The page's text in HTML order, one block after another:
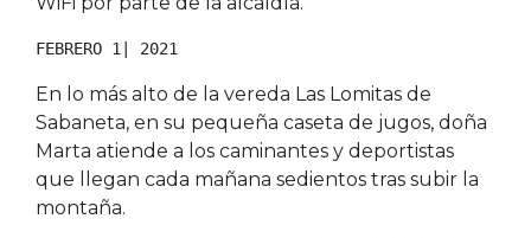
FEBRERO 1| 2021
En lo más alto de la vereda Las Lomitas de
Sabaneta, en su pequeña caseta de jugos, doña
Marta atiende a los caminantes y deportistas
que llegan cada mañana sedientos tras subir la
montaña.